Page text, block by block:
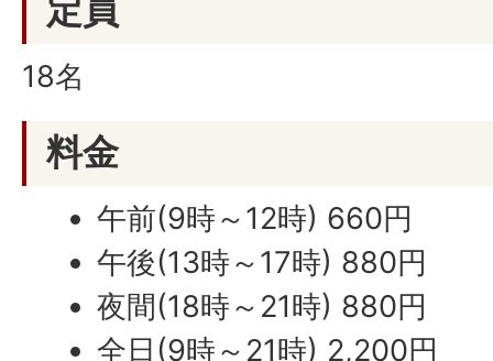
定員
18名
料金
午前(9時～12時) 660円
午後(13時～17時) 880円
夜間(18時～21時) 880円
全日(9時～21時) 2,200円